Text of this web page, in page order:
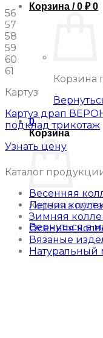
Корзина /0 ₽ 0
Корзина
0
Корзина
Корзина
Вернуться в
56
57
58
59
60
61
Картуз
Картуз драп
подклад трикотаж
Узнать цену
Каталог
Весенняя
Летняя
Зимняя
Осенняя
Вязаные
Натуральный